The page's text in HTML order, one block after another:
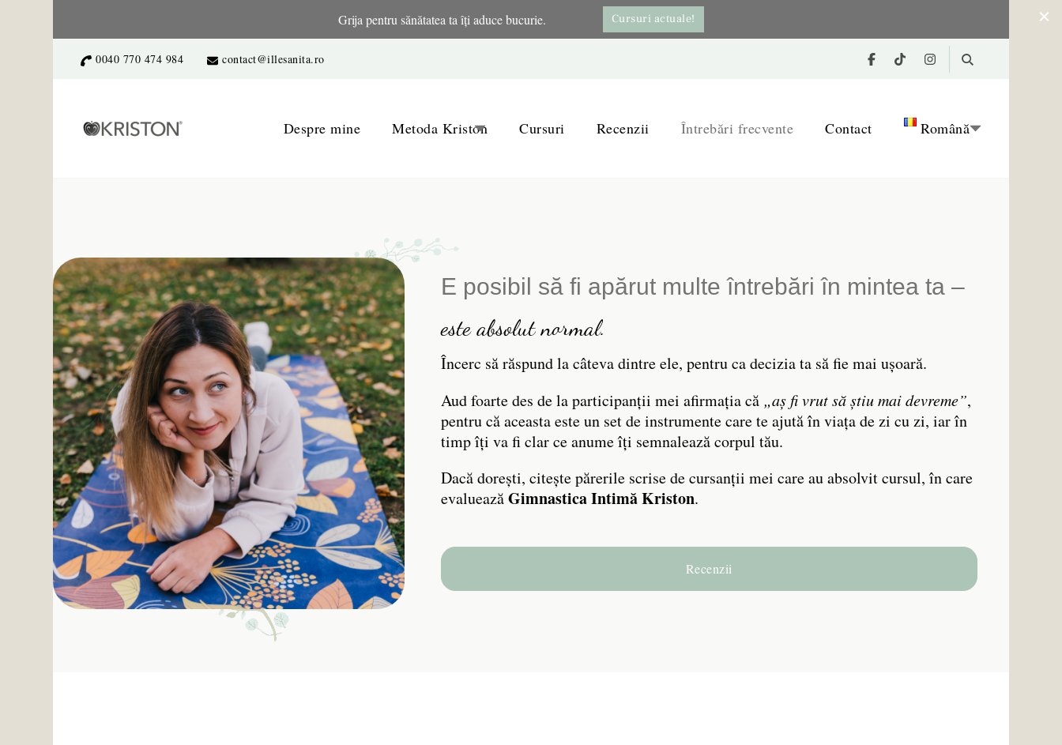
Grija pentru sănătatea ta îți aduce bucurie. Cursuri actuale!
0040 770 474 984 contact@illesanita.ro
Despre mine Metoda Kriston Cursuri Recenzii Întrebări frecvente Contact Română
E posibil să fi apărut multe întrebări în mintea ta –
este absolut normal.
Încerc să răspund la câteva dintre ele, pentru ca decizia ta să fie mai ușoară.
Aud foarte des de la participanții mei afirmația că „aș fi vrut să știu mai devreme”,
pentru că aceasta este un set de instrumente care te ajută în viața de zi cu zi, iar în
timp îți va fi clar ce anume îți semnalează corpul tău.
Dacă dorești, citește părerile scrise de cursanții mei care au absolvit cursul, în care
evalueazăGimnastica Intimă Kriston.
Recenzii